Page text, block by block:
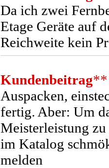
Da ich zwei
Etage Geräte auf
Reichweite kein
Kundenbeitrag**
Auspacken,
fertig. Aber: Um
Meisterleistung
im Katalog
melden